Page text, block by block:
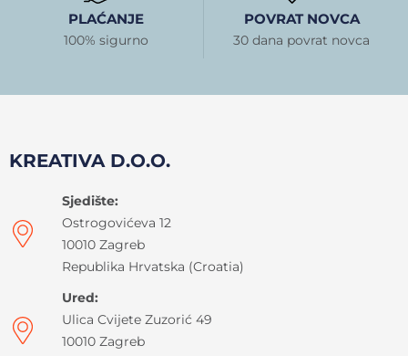
PLAĆANJE
100% sigurno
POVRAT NOVCA
30 dana povrat novca
KREATIVA D.O.O.
Sjedište:
Ostrogovićeva 12
10010 Zagreb
Republika Hrvatska (Croatia)
Ured:
Ulica Cvijete Zuzorić 49
10010 Zagreb